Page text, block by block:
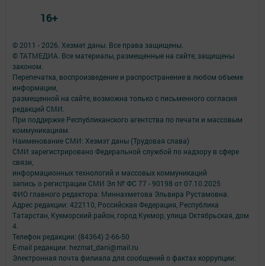
© 2011 - 2026. Хезмәт даны. Все права защищены.
© ТАТМЕДИА. Все материалы, размещенные на сайте, защищены
законом.
Перепечатка, воспроизведение и распространение в любом объеме
информации,
размещенной на сайте, возможна только с письменного согласия
редакций СМИ.
При поддержке Республиканского агентства по печати и массовым
коммуникациям.
Наименование СМИ: Хезмэт даны (Трудовая слава)
СМИ зарегистрировано Федеральной службой по надзору в сфере
связи,
информационных технологий и массовых коммуникаций
запись о регистрации СМИ Эл № ФС 77 - 90198 от 07.10.2025
ФИО главного редактора: Миннахметова Эльвира Рустамовна.
Адрес редакции: 422110, Российская Федерация, Республика
Татарстан, Кукморский район, город Кукмор, улица Октябрьская, дом
4.
Телефон редакции: (84364) 2-66-50
E-mail редакции: hezmat_dani@mail.ru
Электронная почта филиала для сообщений о фактах коррупции:
16+